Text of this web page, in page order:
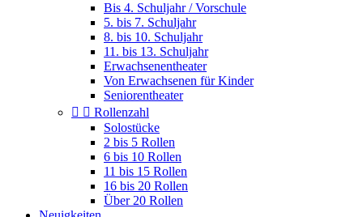
Bis 4. Schuljahr / Vorschule
5. bis 7. Schuljahr
8. bis 10. Schuljahr
11. bis 13. Schuljahr
Erwachsenentheater
Von Erwachsenen für Kinder
Seniorentheater
  Rollenzahl
Solostücke
2 bis 5 Rollen
6 bis 10 Rollen
11 bis 15 Rollen
16 bis 20 Rollen
Über 20 Rollen